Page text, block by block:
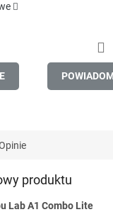
produktu
Lab A1 Combo Lite